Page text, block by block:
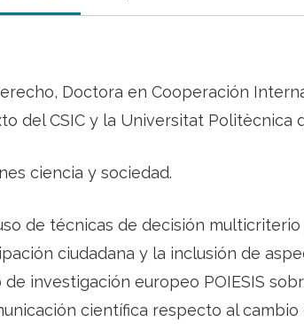
Doctora en Cooperación
del CSIC y la Universitat Politècnica
ciencia y sociedad.
de técnicas de decisión
ciudadana y la inclusión de
investigación europeo POIESIS
científica respecto al cambio